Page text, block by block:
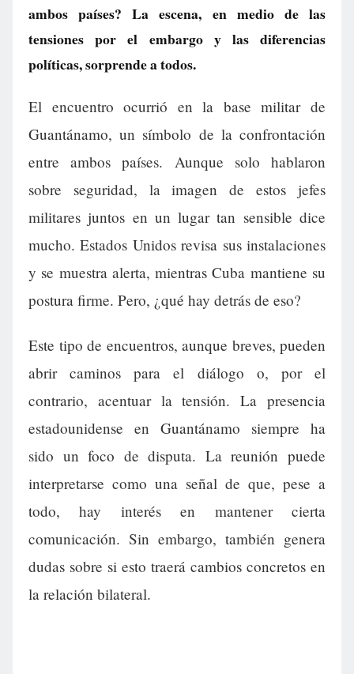
ambos países? La escena, en medio de las
tensiones por el embargo y las diferencias
políticas, sorprende a todos.
El encuentro ocurrió en la base militar de
Guantánamo, un símbolo de la confrontación
entre ambos países. Aunque solo hablaron
sobre seguridad, la imagen de estos jefes
militares juntos en un lugar tan sensible dice
mucho. Estados Unidos revisa sus instalaciones
y se muestra alerta, mientras Cuba mantiene su
postura firme. Pero, ¿qué hay detrás de eso?
Este tipo de encuentros, aunque breves, pueden
abrir caminos para el diálogo o, por el
contrario, acentuar la tensión. La presencia
estadounidense en Guantánamo siempre ha
sido un foco de disputa. La reunión puede
interpretarse como una señal de que, pese a
todo, hay interés en mantener cierta
comunicación. Sin embargo, también genera
dudas sobre si esto traerá cambios concretos en
la relación bilateral.